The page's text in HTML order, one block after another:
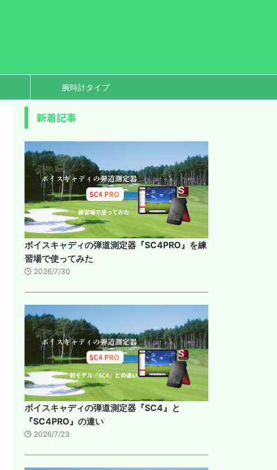
腕時計タイプ
新着記事
ボイスキャディの弾道測定器『SC4PRO』を練
習場で使ってみた
2026/7/30
ボイスキャディの弾道測定器『SC4』と
『SC4PRO』の違い
2026/7/23